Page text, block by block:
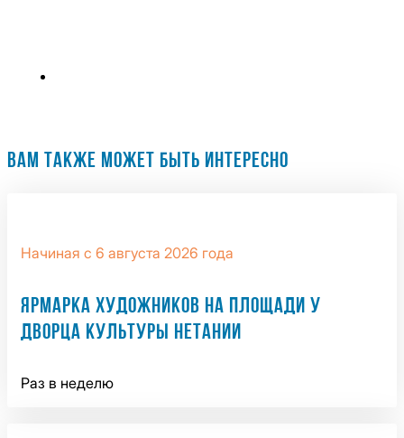
ВАМ ТАКЖЕ МОЖЕТ БЫТЬ ИНТЕРЕСНО
Начиная с 6 августа 2026 года
ЯРМАРКА ХУДОЖНИКОВ НА ПЛОЩАДИ У
ДВОРЦА КУЛЬТУРЫ НЕТАНИИ
Раз в неделю